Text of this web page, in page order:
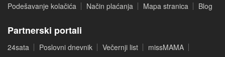
Podešavanje kolačića
Način plaćanja Mapa stranica Blog
Partnerski portali
24sata Poslovni dnevnik Večernji list missMAMA